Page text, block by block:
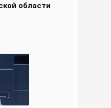
области